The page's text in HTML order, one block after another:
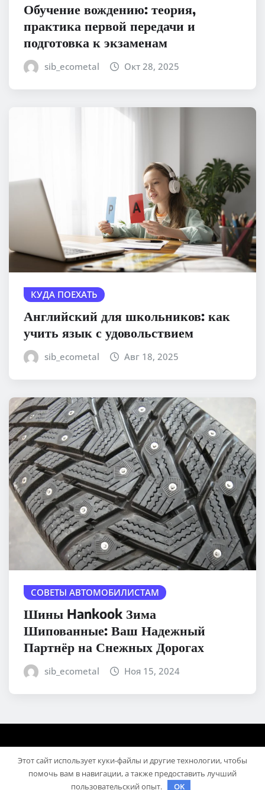
Обучение вождению: теория,
практика первой передачи и
подготовка к экзаменам
sib_ecometal Окт 28, 2025
КУДА ПОЕХАТЬ
Английский для школьников: как
учить язык с удовольствием
sib_ecometal Авг 18, 2025
СОВЕТЫ АВТОМОБИЛИСТАМ
Шины Hankook Зима
Шипованные: Ваш Надежный
Партнёр на Снежных Дорогах
sib_ecometal Ноя 15, 2024
Этот сайт использует куки-файлы и другие технологии, чтобы
помочь вам в навигации, а также предоставить лучший
пользовательский опыт.
OK